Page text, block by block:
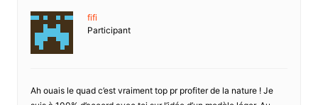
fifi
Participant
Ah ouais le quad c’est vraiment top pr profiter de la nature ! Je